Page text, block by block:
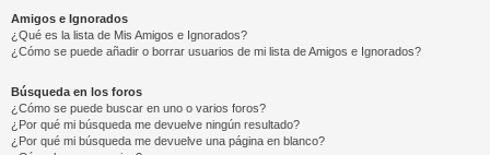
Amigos e Ignorados
¿Qué es la lista de Mis Amigos e Ignorados?
¿Cómo se puede añadir o borrar usuarios de mi lista de Amigos e Ignorados?
Búsqueda en los foros
¿Cómo se puede buscar en uno o varios foros?
¿Por qué mi búsqueda me devuelve ningún resultado?
¿Por qué mi búsqueda me devuelve una página en blanco?